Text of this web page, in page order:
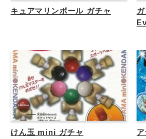
キュアマリンボール ガチャ
けん玉 mini ガチャ